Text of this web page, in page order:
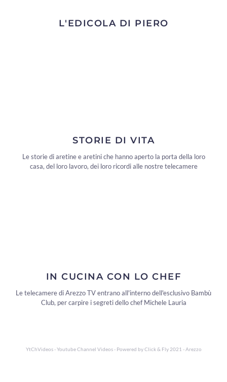
L'EDICOLA DI PIERO
STORIE DI VITA
Le storie di aretine e aretini che hanno aperto la porta della loro
casa, del loro lavoro, dei loro ricordi alle nostre telecamere
IN CUCINA CON LO CHEF
Le telecamere di Arezzo TV entrano all'interno dell'esclusivo Bambù
Club, per carpire i segreti dello chef Michele Lauria
YtChVideos - Youtube Channel Videos - Powered byClick & Fly 2021 - Arezzo